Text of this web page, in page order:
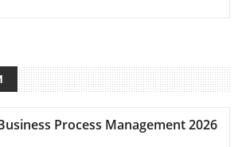
Process Management 2026